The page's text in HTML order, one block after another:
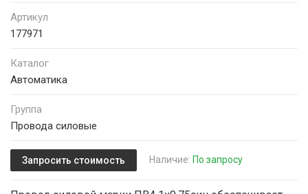
Артикул
177971
Каталог
Автоматика
Группа
Провода силовые
Запросить стоимость Наличие: По запросу